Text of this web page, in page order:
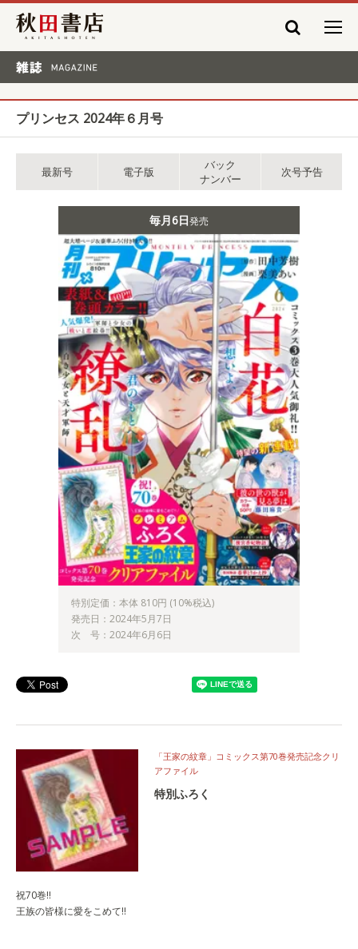
秋田書店
プリンセス 2024年６月号
最新号 電子版
バック
ナンバー
次号予告
毎月6日発売
特別定価：本体 810円 (10%税込)
発売日：2024年5月7日
次 号：2024年6月6日
「王家の紋章」コミックス第70巻発売記念クリ
アファイル
特別ふろく
祝70巻!!
王族の皆様に愛をこめて!!